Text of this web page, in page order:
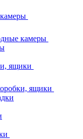
камеры
ящики
ящики